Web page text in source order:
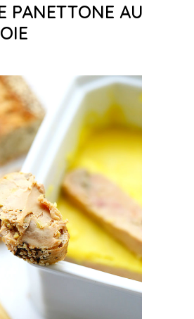
PANETTONE AU